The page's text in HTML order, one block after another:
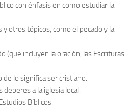
con énfasis en como estudiar la
y otros tópicos, como el pecado y la
(que incluyen la oración, las Escrituras
lo significa ser cristiano.
a la iglesia local.
Bíblicos.